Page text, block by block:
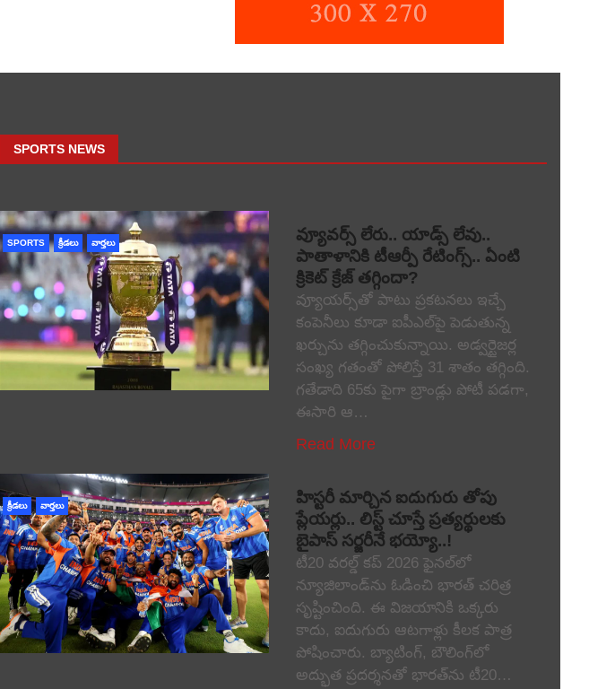
SPORTS NEWS
SPORTS క్రీడలు వార్తలు
వ్యూవర్స్ లేరు.. యాడ్స్ లేవు..
పాతాళానికి టీఆర్పీ రేటింగ్స్.. ఏంటి
క్రికెట్ క్రేజ్ తగ్గిందా?
వ్యూయర్స్‌తో పాటు ప్రకటనలు ఇచ్చే
కంపెనీలు కూడా ఐపీఎల్‌పై పెడుతున్న
ఖర్చును తగ్గించుకున్నాయి. అడ్వర్టైజర్ల
సంఖ్య గతంతో పోలిస్తే 31 శాతం తగ్గింది.
గతేడాది 65కు పైగా బ్రాండ్లు పోటీ పడగా,
ఈసారి ఆ…
Read More
క్రీడలు వార్తలు
హిస్టరీ మార్చిన ఐదుగురు తోపు
ప్లేయర్లు.. లిస్ట్ చూస్తే ప్రత్యర్థులకు
బైపాస్ సర్జరీనే భయ్యో..!
టీ20 వరల్డ్ కప్ 2026 ఫైనల్‌లో
న్యూజిలాండ్‌ను ఓడించి భారత్ చరిత్ర
సృష్టించింది. ఈ విజయానికి ఒక్కరు
కాదు, ఐదుగురు ఆటగాళ్లు కీలక పాత్ర
పోషించారు. బ్యాటింగ్, బౌలింగ్‌లో
అద్భుత ప్రదర్శనతో భారత్‌ను టీ20…